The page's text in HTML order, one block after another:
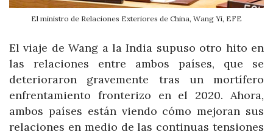
El ministro de Relaciones Exteriores de China, Wang Yi, EFE
El viaje de Wang a la India supuso otro hito en
las relaciones entre ambos países, que se
deterioraron gravemente tras un mortífero
enfrentamiento fronterizo en el 2020. Ahora,
ambos países están viendo cómo mejoran sus
relaciones en medio de las continuas tensiones